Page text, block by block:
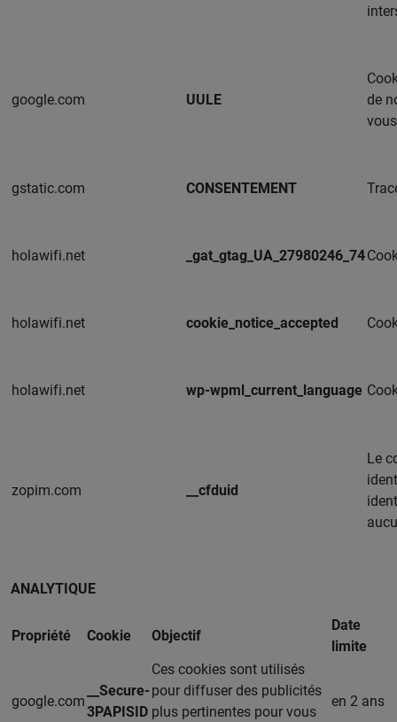
google.com UULE
de
gstatic.com CONSENTEMENT
holawifi.net _gat_gtag_UA_27980246_74
holawifi.net cookie_notice_accepted
holawifi.net wp-wpml_current_language
zopim.com __cfduid
Le
ANALYTIQUE
Propriété Cookie Objectif
Date
limite
google.com
__Secure-
3PAPISID
Ces cookies sont utilisés
pour diffuser des publicités
plus pertinentes pour vous
en 2 ans